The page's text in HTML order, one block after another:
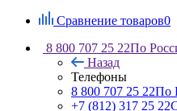
Сравнение товаров0
8 800 707 25 22По
Назад
Телефоны
8 800 707 25 22По
+7 (812) 317 25 22